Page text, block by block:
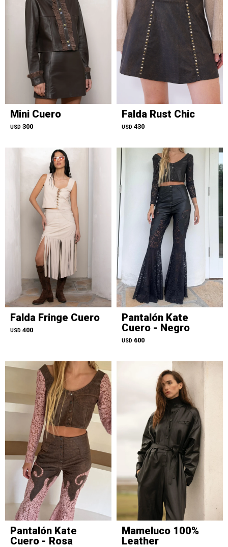
Mini Cuero
USD 300
Falda Rust Chic
USD 430
Falda Fringe Cuero
USD 400
Pantalón Kate
Cuero - Negro
USD 600
Pantalón Kate
Cuero - Rosa
Mameluco 100%
Leather